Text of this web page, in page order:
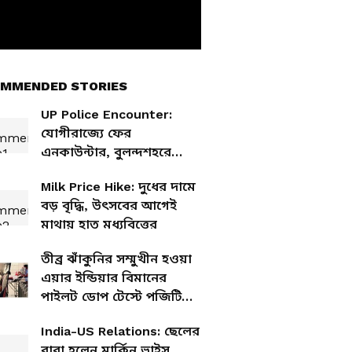
STORIES
UP Police Encounter:
যোগীরাজ্যে ফের
এনকাউন্টার, বুলন্দশহরে
নাবালিকা ধর্ষণ-খুনে অভিযুক্ত
Milk Price Hike: দুধের দামে
বড় বৃদ্ধি, উৎসবের আগেই
মাথায় হাত মধ্যবিত্তের
তীব্র ঝাঁকুনির সম্মুখীন হওয়া
এয়ার ইন্ডিয়ার বিমানের
পাইলট ডোপ টেস্টে পজিটিভ,
India-US Relations: ছেলের